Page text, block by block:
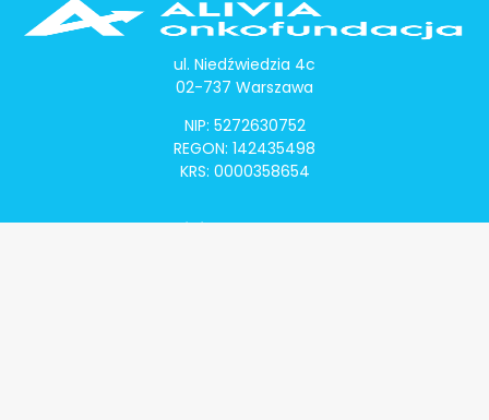
ul. Niedźwiedzia 4c
02-737 Warszawa
NIP: 5272630752
REGON: 142435498
KRS: 0000358654
Alivia Onkomapa